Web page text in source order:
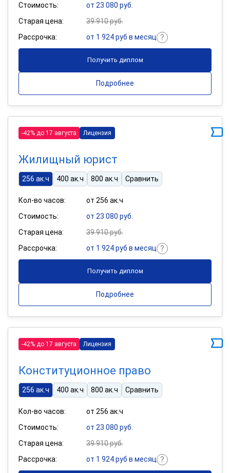
Стоимость:
от 23 080 руб.
Старая цена:
39 910 руб.
Рассрочка:
от 1 924 руб в месяц
Получить диплом
Подробнее
-42% до 17 августа Лицензия
Жилищный юрист
256 ак.ч 400 ак.ч 800 ак.ч Сравнить
Кол-во часов:
от 256 ак.ч
Стоимость:
от 23 080 руб.
Старая цена:
39 910 руб.
Рассрочка:
от 1 924 руб в месяц
Получить диплом
Подробнее
-42% до 17 августа Лицензия
Конституционное право
256 ак.ч 400 ак.ч 800 ак.ч Сравнить
Кол-во часов:
от 256 ак.ч
Стоимость:
от 23 080 руб.
Старая цена:
39 910 руб.
Рассрочка:
от 1 924 руб в месяц